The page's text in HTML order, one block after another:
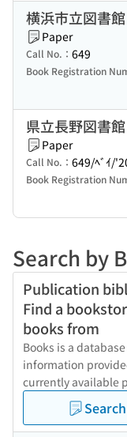
横浜市立図書館
Paper
Call No.： 649
Book Registration
県立長野図書館
Paper
Call No.： 649/ﾍﾞｲ/
Book Registration
Search by
Publication
Find a
books from
Books is a
information
currently available